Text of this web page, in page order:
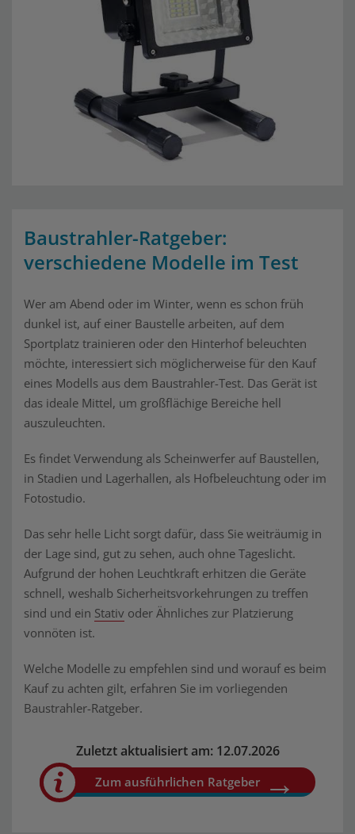
Baustrahler-Ratgeber:
verschiedene Modelle im Test
Wer am Abend oder im Winter, wenn es schon früh
dunkel ist, auf einer Baustelle arbeiten, auf dem
Sportplatz trainieren oder den Hinterhof beleuchten
möchte, interessiert sich möglicherweise für den Kauf
eines Modells aus dem Baustrahler-Test. Das Gerät ist
das ideale Mittel, um großflächige Bereiche hell
auszuleuchten.
Es findet Verwendung als Scheinwerfer auf Baustellen,
in Stadien und Lagerhallen, als Hofbeleuchtung oder im
Fotostudio.
Das sehr helle Licht sorgt dafür, dass Sie weiträumig in
der Lage sind, gut zu sehen, auch ohne Tageslicht.
Aufgrund der hohen Leuchtkraft erhitzen die Geräte
schnell, weshalb Sicherheitsvorkehrungen zu treffen
sind und ein Stativ oder Ähnliches zur Platzierung
vonnöten ist.
Welche Modelle zu empfehlen sind und worauf es beim
Kauf zu achten gilt, erfahren Sie im vorliegenden
Baustrahler-Ratgeber.
Zuletzt aktualisiert am: 12.07.2026
Zum ausführlichen Ratgeber